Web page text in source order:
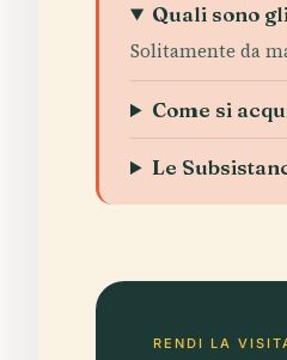
Quali sono
Solitamente da
Come si
Le
RENDI LA